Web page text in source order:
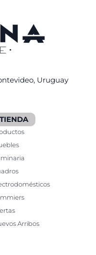
Uruguay
TIENDA
Arribos